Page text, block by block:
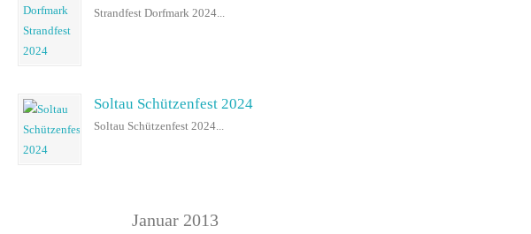
Strandfest Dorfmark 2024...
Soltau Schützenfest 2024
Soltau Schützenfest 2024...
Januar 2013